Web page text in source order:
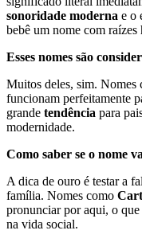
sonoridade moderna e o
bebê um nome com raízes
Esses nomes são
Muitos deles, sim. Nomes
funcionam perfeitamente
grande tendência para
modernidade.
Como saber se o nome
A dica de ouro é testar a
família. Nomes como
pronunciar por aqui, o que
na vida social.